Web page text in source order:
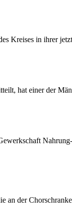
Kreises in ihrer
hat einer der
der